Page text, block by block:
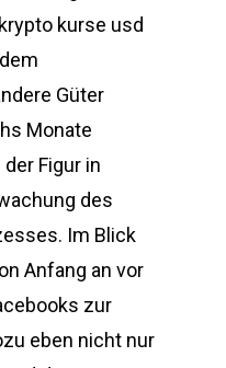
kurse usd
Güter
Monate
Figur in
des
Im Blick
Anfang an vor
zur
eben nicht nur